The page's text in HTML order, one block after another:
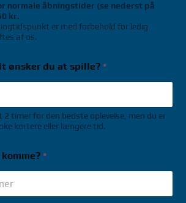
normale åbningstider (se nederst på
kr.
er med forbehold for ledig
af os.
ønsker du at spille? *
timer for den bedste oplevelse, men du er
kortere eller længere tid.
*